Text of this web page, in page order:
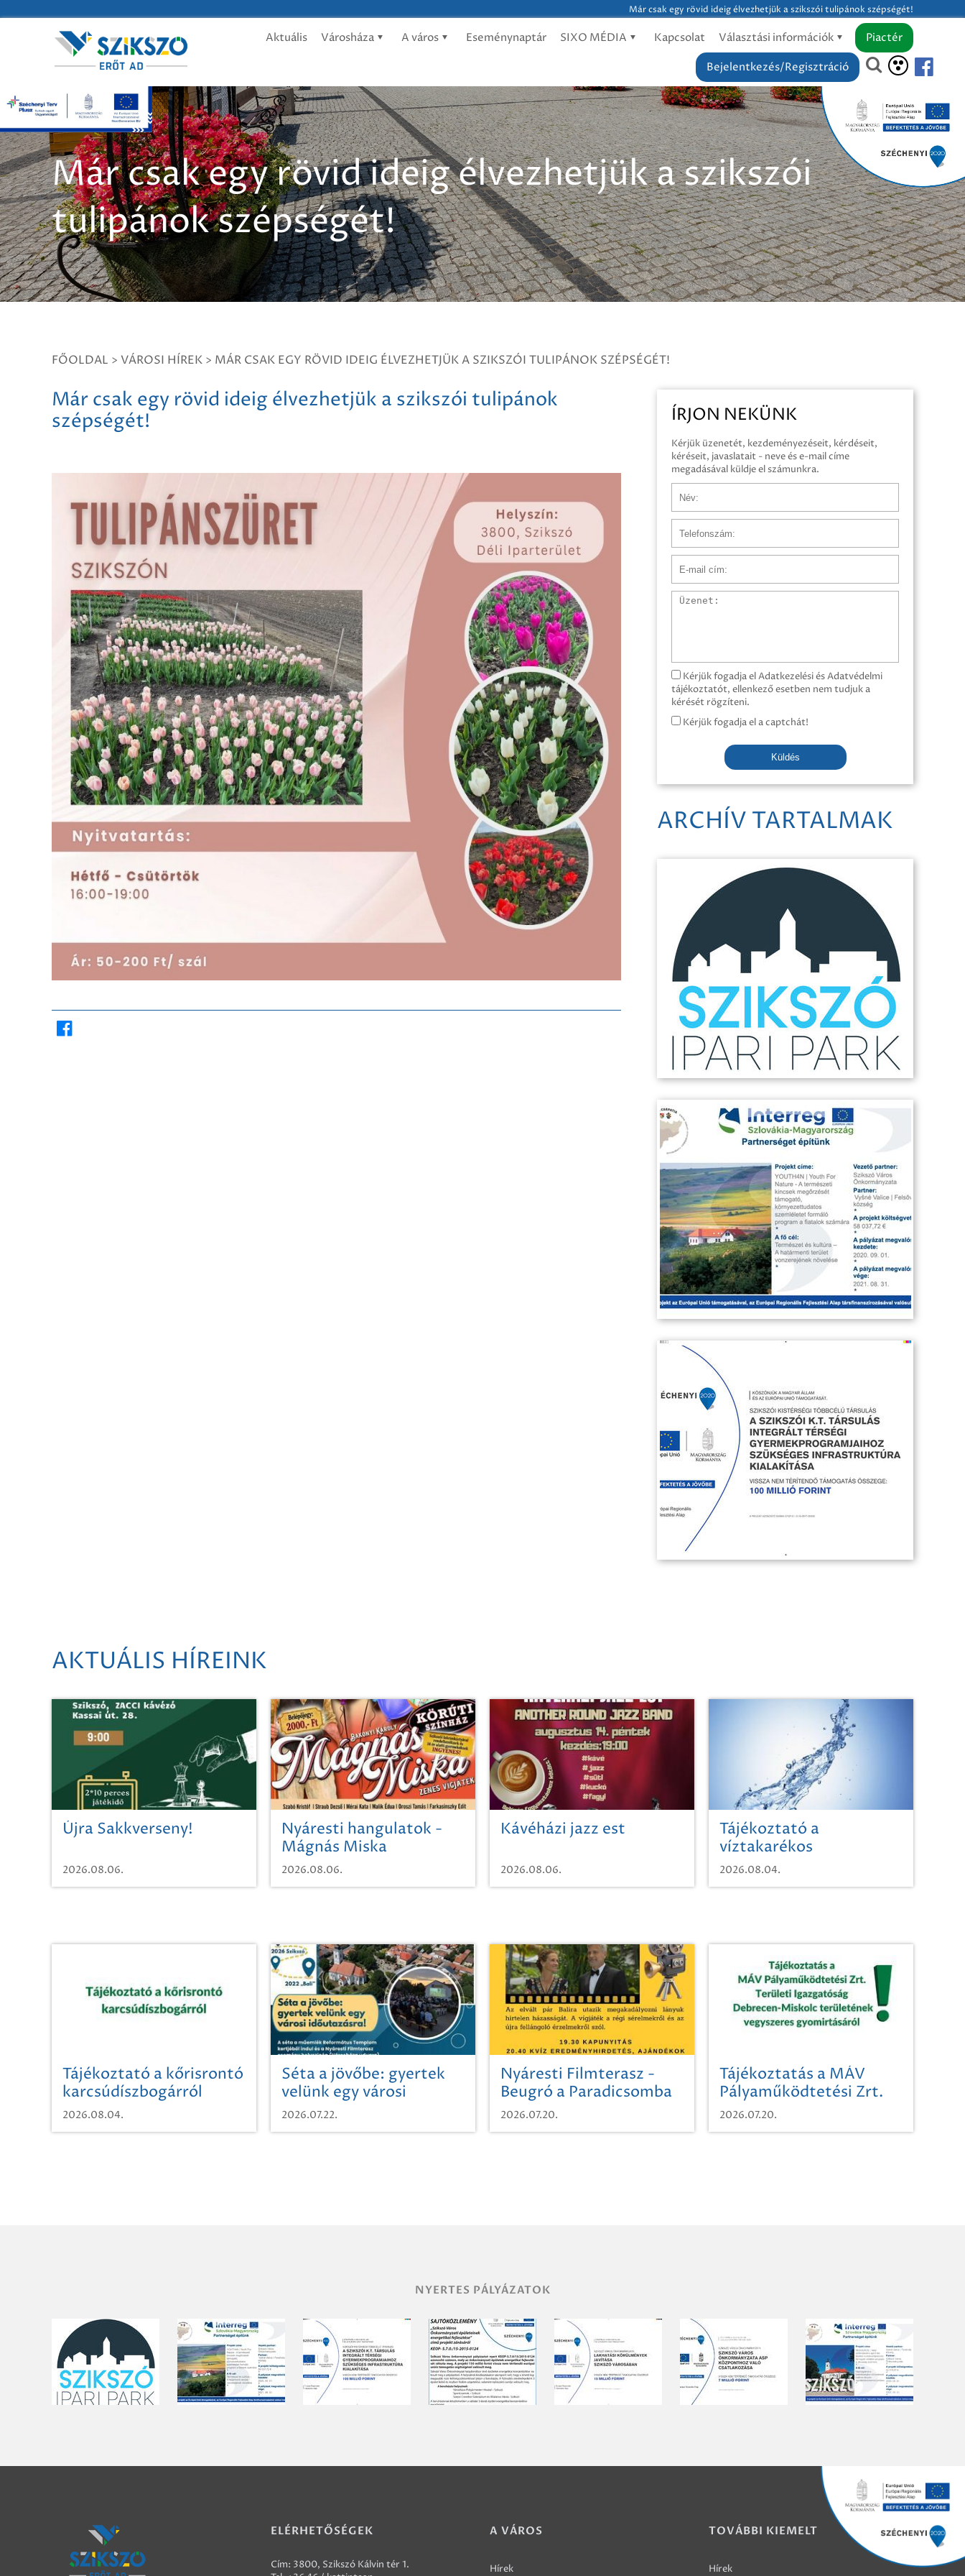
Már csak egy rövid ideig élvezhetjük a szikszói tulipánok szépségét!
Aktuális Városháza A város Eseménynaptár SIXO MÉDIA Kapcsolat Választási információk
Piactér
Bejelentkezés/Regisztráció
Már csak egy rövid ideig élvezhetjük a szikszói
tulipánok szépségét!
FŐOLDAL > VÁROSI HÍREK > MÁR CSAK EGY RÖVID IDEIG ÉLVEZHETJÜK A SZIKSZÓI TULIPÁNOK SZÉPSÉGÉT!
Már csak egy rövid ideig élvezhetjük a szikszói tulipánok
szépségét!
ÍRJON NEKÜNK
Kérjük üzenetét, kezdeményezéseit, kérdéseit,
kéréseit, javaslatait - neve és e-mail címe
megadásával küldje el számunkra.
Üzenet
Kérjük fogadja el Adatkezelési és Adatvédelmi
tájékoztatót, ellenkező esetben nem tudjuk a
kérését rögzíteni.
Kérjük fogadja el a captchát!
Küldés
ARCHÍV TARTALMAK
AKTUÁLIS HÍREINK
Újra Sakkverseny!
2026.08.06.
Nyáresti hangulatok -
Mágnás Miska
2026.08.06.
Kávéházi jazz est
2026.08.06.
Tájékoztató a
víztakarékos
vízhasználatról
2026.08.04.
Tájékoztató a kőrisrontó
karcsúdíszbogárról
2026.08.04.
Séta a jövőbe: gyertek
velünk egy városi
időutazásra!
2026.07.22.
Nyáresti Filmterasz -
Beugró a Paradicsomba
2026.07.20.
Tájékoztatás a MÁV
Pályaműködtetési Zrt.
Területi Igazgatóság
Debrecen-Miskolc
2026.07.20.
NYERTES PÁLYÁZATOK
ELÉRHETŐSÉGEK
Cím: 3800, Szikszó Kálvin tér 1.
A VÁROS
Hírek
TOVÁBBI KIEMELT
Hírek